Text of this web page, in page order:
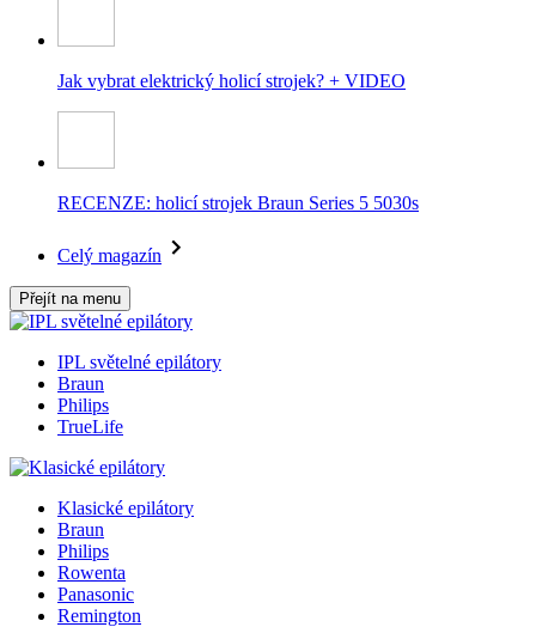
Jak vybrat elektrický holicí strojek? + VIDEO
RECENZE: holicí strojek Braun Series 5 5030s
Celý magazín
Přejít na menu
IPL světelné epilátory
Braun
Philips
TrueLife
Klasické epilátory
Braun
Philips
Rowenta
Panasonic
Remington